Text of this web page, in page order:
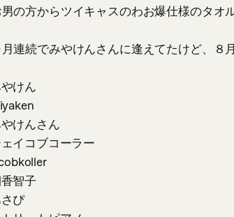
の方からツイキャスのわお爆仕様のタオ
月連続でみやけんさんに逢えてたけど、８